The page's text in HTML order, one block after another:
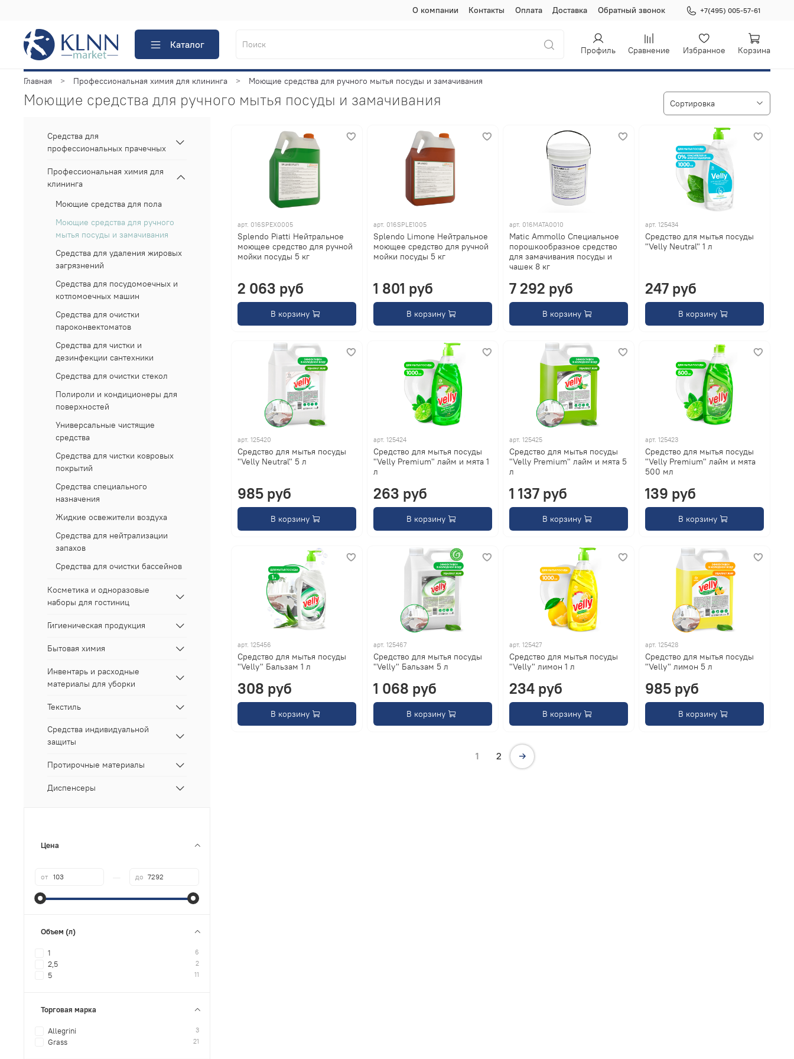
О компании Контакты Оплата Доставка Обратный звонок +7(495) 005-57-61
Каталог
Профиль Сравнение Избранное Корзина
Главная Профессиональная химия для клининга Моющие средства для ручного мытья посуды и замачивания
Моющие средства для ручного мытья посуды и замачивания
арт. 016SPEX0005
Splendo Piatti Нейтральное
моющее средство для ручной
мойки посуды 5 кг
2 063 руб
В корзину
арт. 016SPLE1005
Splendo Limone Нейтральное
моющее средство для ручной
мойки посуды 5 кг
1 801 руб
В корзину
арт. 016MATA0010
Matic Ammollo Специальное
порошкообразное средство
для замачивания посуды и
чашек 8 кг
7 292 руб
В корзину
арт. 125434
Средство для мытья посуды
"Velly Neutral" 1 л
247 руб
В корзину
арт.125420
Средство для мытья посуды
"Velly Neutral" 5 л
985 руб
В корзину
арт.125424
Средство для мытья посуды
"Velly Premium" лайм и мята 1
л
263 руб
В корзину
арт.125425
Средство для мытья посуды
"Velly Premium" лайм и мята 5
л
1 137 руб
В корзину
арт. 125423
Средство для мытья посуды
"Velly Premium" лайм и мята
500 мл
139 руб
В корзину
арт.125456
Средство для мытья посуды
"Velly" Бальзам 1 л
308 руб
В корзину
арт.125467
Средство для мытья посуды
"Velly" Бальзам 5 л
1 068 руб
В корзину
арт.125427
Средство для мытья посуды
"Velly" лимон 1 л
234 руб
В корзину
арт. 125428
Средство для мытья посуды
"Velly" лимон 5 л
985 руб
В корзину
1 2
Средства для
профессиональных прачечных
Профессиональная химия для
клининга
Моющие средства для пола
Моющие средства для ручного
мытья посуды и замачивания
Средства для удаления жировых
загрязнений
Cредства для посудомоечных и
котломоечных машин
Cредства для очистки
пароконвектоматов
Средства для чистки и
дезинфекции сантехники
Средства для очистки стекол
Полироли и кондиционеры для
поверхностей
Универсальные чистящие
средства
Средства для чистки ковровых
покрытий
Средства специального
назначения
Жидкие освежители воздуха
Средства для нейтрализации
запахов
Средства для очистки бассейнов
Косметика и одноразовые
наборы для гостиниц
Гигиеническая продукция
Бытовая химия
Инвентарь и расходные
материалы для уборки
Текстиль
Средства индивидуальной
защиты
Протирочные материалы
Диспенсеры
Цена
от до
Объем (л)
1 6
2,5 2
5 11
Торговая марка
Allegrini 3
Grass 21